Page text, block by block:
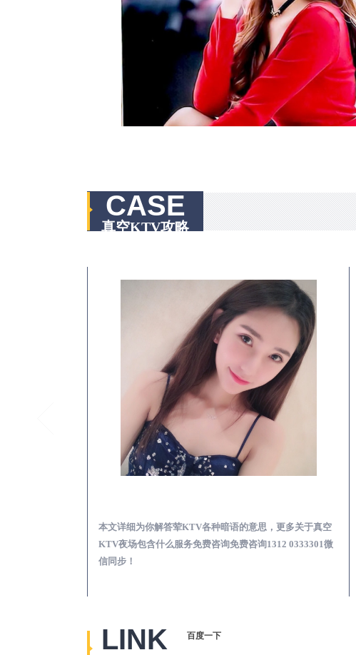
CASE
真空KTV攻略
本文详细为你解答荤KTV各种暗语的意思，更多关于真空
KTV夜场包含什么服务免费咨询免费咨询1312 0333301微
信同步！
LINK 百度一下